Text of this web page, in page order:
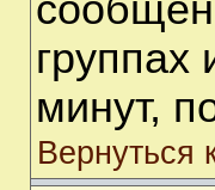
группах
минут,
Вернуться